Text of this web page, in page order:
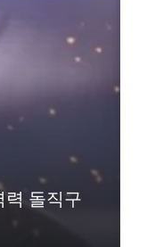
력 돌직구